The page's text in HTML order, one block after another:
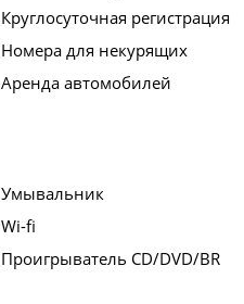
Круглосуточная регистрация
Номера для некурящих
Аренда автомобилей
Умывальник
Wi-fi
Проигрыватель CD/DVD/BR